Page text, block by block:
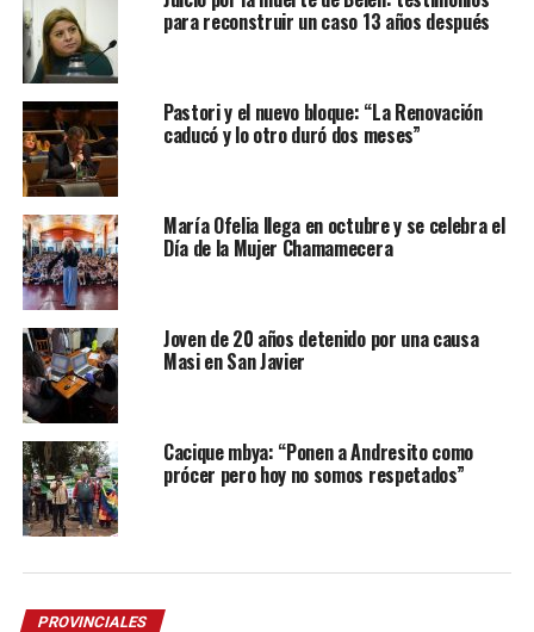
para reconstruir un caso 13 años después
Pastori y el nuevo bloque: “La Renovación
caducó y lo otro duró dos meses”
María Ofelia llega en octubre y se celebra el
Día de la Mujer Chamamecera
Joven de 20 años detenido por una causa
Masi en San Javier
Cacique mbya: “Ponen a Andresito como
prócer pero hoy no somos respetados”
PROVINCIALES